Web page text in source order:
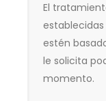
El
estén
le solicita
momento.